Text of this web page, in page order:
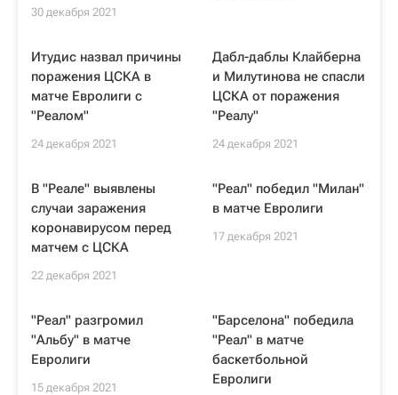
30 декабря 2021
Итудис назвал причины
поражения ЦСКА в
матче Евролиги с
"Реалом"
24 декабря 2021
Дабл-даблы Клайберна
и Милутинова не спасли
ЦСКА от поражения
"Реалу"
24 декабря 2021
В "Реале" выявлены
случаи заражения
коронавирусом перед
матчем с ЦСКА
22 декабря 2021
"Реал" победил "Милан"
в матче Евролиги
17 декабря 2021
"Реал" разгромил
"Альбу" в матче
Евролиги
15 декабря 2021
"Барселона" победила
"Реал" в матче
баскетбольной
Евролиги